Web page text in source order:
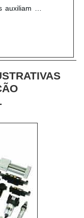
na
funcionem
vedante
O